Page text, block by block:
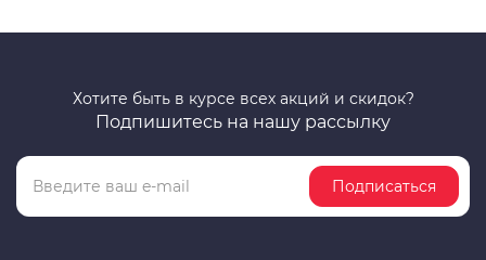
Хотите быть в курсе всех акций и скидок?
Подпишитесь на нашу рассылку
Подписаться